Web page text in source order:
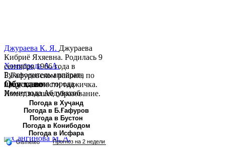
Хомидзода А.А.
Руководитель аппарата
председателя города
Хомидзода Абдувахоб
Абдумаджид родился 8
июня 1978 года в городе
Худжанде. По
национальности...
Джураева К. Я. Джураева
Кибриё Яхяевна. Родилась 9
сентября 1966 года в
Б.Гафуровском районе, по
национальности таджичка.
Имеет высшее образование.
В 1997 ...
Обу хаво
Погода в Хуҷанд
Погода в Б.Ғафуров
Погода в Бустон
Погода в Конибодом
Погода в Исфара